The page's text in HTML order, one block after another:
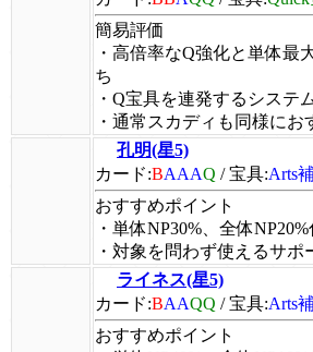
簡易評価
・高倍率なQ強化と単体最
ち
・Q宝具を連発するシステ
・通常スカディも同様にお
孔明(星5)
カード:BAAAQ /宝具:Arts
おすすめポイント
・単体NP30%、全体
・対象を問わず使えるサポ
ライネス(星5)
カード:BAAQQ /宝具:Arts
おすすめポイント